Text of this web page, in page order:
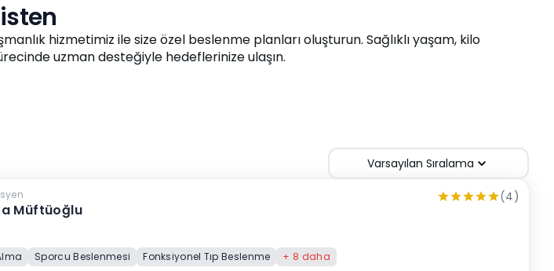
hizmetimiz ile size özel beslenme planları oluşturun. Sağlıklı yaşam, kilo
uzman desteğiyle hedeflerinize ulaşın.
Varsayılan Sıralama
Müftüoğlu
(4)
Sporcu Beslenmesi Fonksiyonel Tıp Beslenme + 8 daha